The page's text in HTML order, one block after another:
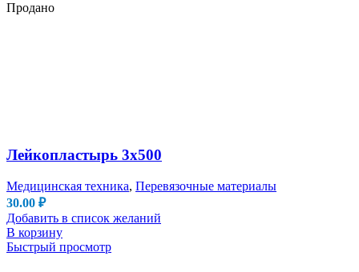
Продано
Лейкопластырь 3х500
Медицинская техника, Перевязочные материалы
30.00 ₽
Добавить в список желаний
В корзину
Быстрый просмотр